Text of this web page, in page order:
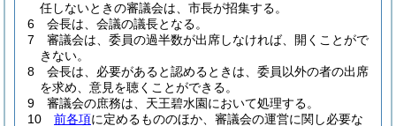
任しないときの審議会は、市長が招集する。
6
会長は、会議の議長となる。
7
審議会は、委員の過半数が出席しなければ、開くことがで
きない。
8
会長は、必要があると認めるときは、委員以外の者の出席
を求め、意見を聴くことができる。
9
審議会の庶務は、天王碧水園において処理する。
10
前各項に定めるもののほか、審議会の運営に関し必要な